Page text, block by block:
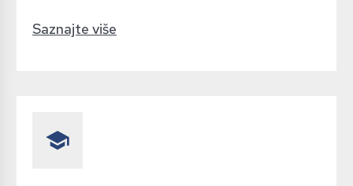
Saznajte više
school